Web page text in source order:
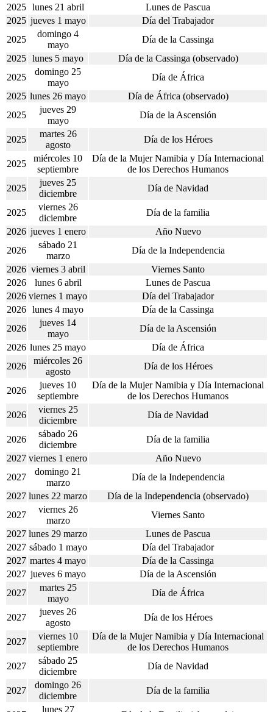
2025 lunes 21 abril
Lunes de Pascua
2025 jueves 1 mayo
Día del Trabajador
2025
domingo 4
mayo
Día de la Cassinga
2025 lunes 5 mayo
Día de la Cassinga (observado)
2025
domingo 25
mayo
Día de África
2025 lunes 26 mayo
Día de África (observado)
2025
jueves 29
mayo
Día de la Ascensión
2025
martes 26
agosto
Día de los Héroes
2025
miércoles 10
septiembre
Día de la Mujer Namibia y Día Internacional
de los Derechos Humanos
2025
jueves 25
diciembre
Día de Navidad
2025
viernes 26
diciembre
Día de la familia
2026 jueves 1 enero
Año Nuevo
2026
sábado 21
marzo
Día de la Independencia
2026 viernes 3 abril
Viernes Santo
2026
lunes 6 abril
Lunes de Pascua
2026 viernes 1 mayo
Día del Trabajador
2026 lunes 4 mayo
Día de la Cassinga
2026
jueves 14
mayo
Día de la Ascensión
2026 lunes 25 mayo
Día de África
2026
miércoles 26
agosto
Día de los Héroes
2026
jueves 10
septiembre
Día de la Mujer Namibia y Día Internacional
de los Derechos Humanos
2026
viernes 25
diciembre
Día de Navidad
2026
sábado 26
diciembre
Día de la familia
2027 viernes 1 enero
Año Nuevo
2027
domingo 21
marzo
Día de la Independencia
2027 lunes 22 marzo
Día de la Independencia (observado)
2027
viernes 26
marzo
Viernes Santo
2027 lunes 29 marzo
Lunes de Pascua
2027 sábado 1 mayo
Día del Trabajador
2027 martes 4 mayo
Día de la Cassinga
2027 jueves 6 mayo
Día de la Ascensión
2027
martes 25
mayo
Día de África
2027
jueves 26
agosto
Día de los Héroes
2027
viernes 10
septiembre
Día de la Mujer Namibia y Día Internacional
de los Derechos Humanos
2027
sábado 25
diciembre
Día de Navidad
2027
domingo 26
diciembre
Día de la familia
lunes 27